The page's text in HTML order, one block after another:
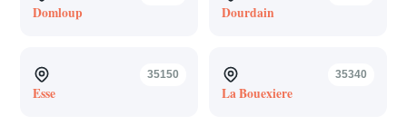
Domloup Dourdain
35150
Esse
35340
La Bouexiere